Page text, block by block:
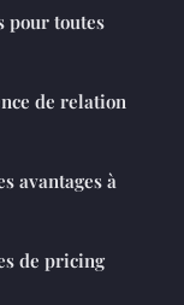
pour toutes
de relation
avantages à
de pricing